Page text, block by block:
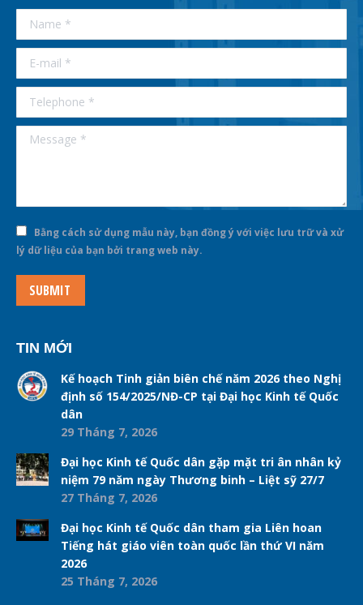
supertotobet
betist
Name *
E-mail *
Telephone *
Message *
Bằng cách sử dụng mẫu này, bạn đồng ý với việc lưu trữ và xử
lý dữ liệu của bạn bởi trang web này.
SUBMIT
TIN MỚI
Kế hoạch Tinh giản biên chế năm 2026 theo Nghị
định số 154/2025/NĐ-CP tại Đại học Kinh tế Quốc
dân
29 Tháng 7, 2026
Đại học Kinh tế Quốc dân gặp mặt tri ân nhân kỷ
niệm 79 năm ngày Thương binh – Liệt sỹ 27/7
27 Tháng 7, 2026
Đại học Kinh tế Quốc dân tham gia Liên hoan
Tiếng hát giáo viên toàn quốc lần thứ VI năm
2026
25 Tháng 7, 2026